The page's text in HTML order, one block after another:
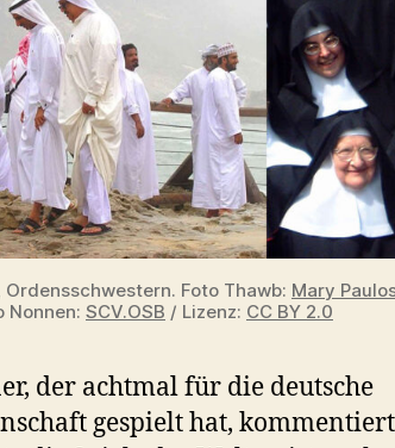
Ordensschwestern. Foto Thawb: Mary
Nonnen: SCV.OSB / Lizenz: CC BY 2.0
der achtmal für die deutsche
gespielt hat,